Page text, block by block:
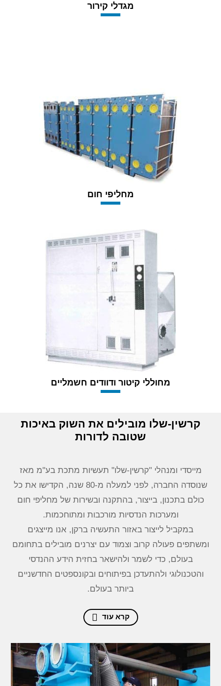
מגדלי קירור
מחליפי חום
מחוללי קיטור ודוודים חשמליים
קרשין-שלו מובילים את השוק באיכות
שטובה לדורות
מייסדי ומנהלי "קרשין-שלו" תעשיות מתכת בע"מ מאז
שנוסדה החברה, לפני למעלה מ-80 שנה, הקדישו את כל
כולם בתכנון, בייצור, בהתקנה ובשירות של מחליפי חום
ומערכות הנדסיות מורכבות ומתוחכמות.
במקביל לייצור באזור התעשיה ברקן, אנו מייצגים
ומשתפים פעולה קרוב וצמוד עם יצרנים מובילים בתחומם
בעולם, כדי לשמר ולהישאר בחזית הידע ההנדסי
והטכנולוגי ולהתעדכן בפיתוחים ובקונספטים החדשניים
ביותר בעולם.
קרא עוד